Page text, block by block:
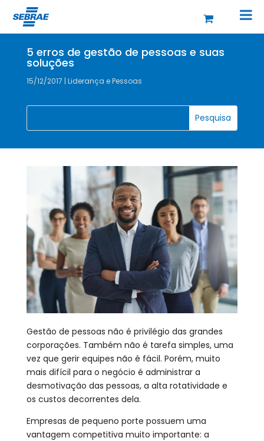
5 erros de gestão de pessoas e suas
soluções
15/12/2017 | Liderança e Pessoas
Gestão de pessoas não é privilégio das grandes
corporações. Também não é tarefa simples, uma
vez que gerir equipes não é fácil. Porém, muito
mais difícil para o negócio é administrar a
desmotivação das pessoas, a alta rotatividade e
os custos decorrentes dela.
Empresas de pequeno porte possuem uma
vantagem competitiva muito importante: a